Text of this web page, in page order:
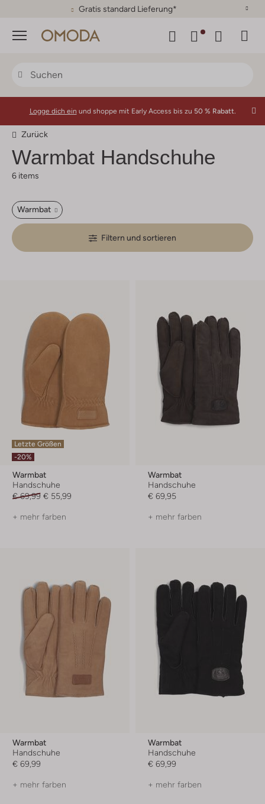
Gratis standard Lieferung*
Menü
Logge dich ein und shoppe mit Early Access bis zu 50 % Rabatt.
Zurück
Warmbat Handschuhe
6 items
Warmbat
Filtern und sortieren
Letzte Größen
-20%
Warmbat
Handschuhe
€ 69,99 € 55,99
+ mehr farben
Warmbat
Handschuhe
€ 69,95
+ mehr farben
Warmbat
Handschuhe
€ 69,99
+ mehr farben
Warmbat
Handschuhe
€ 69,99
+ mehr farben